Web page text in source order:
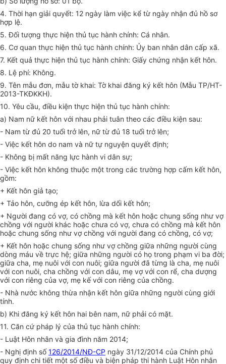
4. Thời hạn giải quyết: 12 ngày làm việc kể từ ngày nhận đủ hồ sơ
hợp lệ.
5. Đối tượng thực hiện thủ tục hành chính: Cá nhân.
6. Cơ quan thực hiện thủ tục hành chính: Ủy ban nhân dân cấp xã.
7. Kết quả thực hiện thủ tục hành chính: Giấy chứng nhận kết hôn.
8. Lệ phí: Không.
9. Tên mẫu đơn, mẫu tờ khai: Tờ khai đăng ký kết hôn (Mẫu TP/HT-
2013-TKĐKKH).
10. Yêu cầu, điều kiện thực hiện thủ tục hành chính:
a) Nam nữ kết hôn với nhau phải tuân theo các điều kiện sau:
- Nam từ đủ 20 tuổi trở lên, nữ từ đủ 18 tuổi trở lên;
- Việc kết hôn do nam và nữ tự nguyện quyết định;
- Không bị mất năng lực hành vi dân sự;
- Việc kết hôn không thuộc một trong các trường hợp cấm kết hôn,
gồm:
+ Kết hôn giả tạo;
+ Tảo hôn, cưỡng ép kết hôn, lừa dối kết hôn;
+ Người đang có vợ, có chồng mà kết hôn hoặc chung sống như vợ
chồng với người khác hoặc chưa có vợ, chưa có chồng mà kết hôn
hoặc chung sống như vợ chồng với người đang có chồng, có vợ;
+ Kết hôn hoặc chung sống như vợ chồng giữa những người cùng
dòng máu về trực hệ; giữa những người có họ trong phạm vi ba đời;
giữa cha, mẹ nuôi với con nuôi; giữa người đã từng là cha, mẹ nuôi
với con nuôi, cha chồng với con dâu, mẹ vợ với con rể, cha dượng
với con riêng của vợ, mẹ kế với con riêng của chồng.
- Nhà nước không thừa nhận kết hôn giữa những người cùng giới
tính.
b) Khi đăng ký kết hôn hai bên nam, nữ phải có mặt.
11. Căn cứ pháp lý của thủ tục hành chính:
- Luật Hôn nhân và gia đình năm 2014;
- Nghị định số126/2014/NĐ-CP ngày 31/12/2014 của Chính phủ
quy định chi tiết một số điều và biện pháp thi hành Luật Hôn nhân